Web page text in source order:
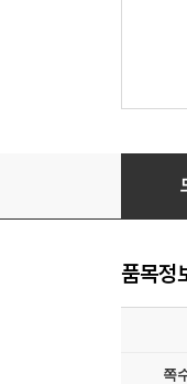
아낌없
품목정
쪽